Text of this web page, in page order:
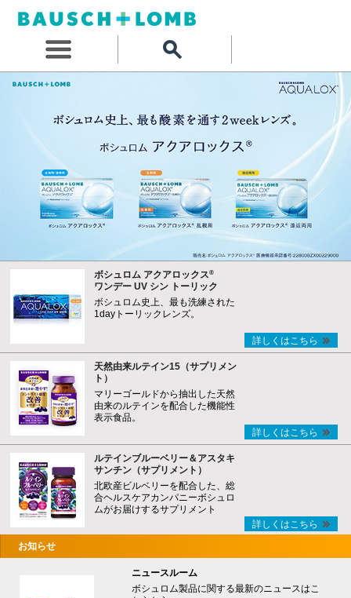
ボシュロム アクアロックス®
ワンデー UV シン トーリック
ボシュロム史上、最も洗練された
1dayトーリックレンズ。
詳しくはこちら
天然由来ルテイン15（サプリメン
ト）
マリーゴールドから抽出した天然
由来のルテインを配合した機能性
表示食品。
詳しくはこちら
ルテインブルーベリー＆アスタキ
サンチン（サプリメント）
北欧産ビルベリーを配合した、総
合ヘルスケアカンパニーボシュロ
ムがお届けするサプリメント
詳しくはこちら
お知らせ
ニュースルーム
ボシュロム製品に関する最新のニュースはこ